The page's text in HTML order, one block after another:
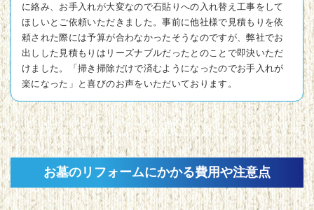
に絡み、お手入れが大変なので石貼りへの入れ替え工事をして
ほしいとご依頼いただきました。事前に他社様で見積もりを依
頼された際には予算が合わなかったそうなのですが、弊社でお
出しした見積もりはリーズナブルだったとのことで即決いただ
けました。「掃き掃除だけで済むようになったのでお手入れが
楽になった」と喜びのお声をいただいております。
お墓のリフォームにかかる費用や注意点